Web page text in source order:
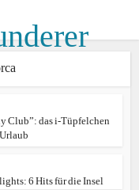
Club”: das i-Tüpfelchen
6 Hits für die Insel